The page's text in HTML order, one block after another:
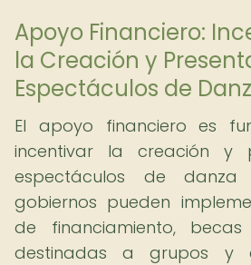
Apoyo Financiero:
la Creación y
Espectáculos de
El apoyo financiero es
incentivar la creación y
espectáculos de danza
gobiernos pueden
de financiamiento, becas
destinadas a grupos y